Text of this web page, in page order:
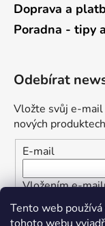
Tento web
Doprava a
Poradna - tipy
Odebírat
Vložte svůj e-mail
nových
E-mail
Vložením e-
osobních údajů